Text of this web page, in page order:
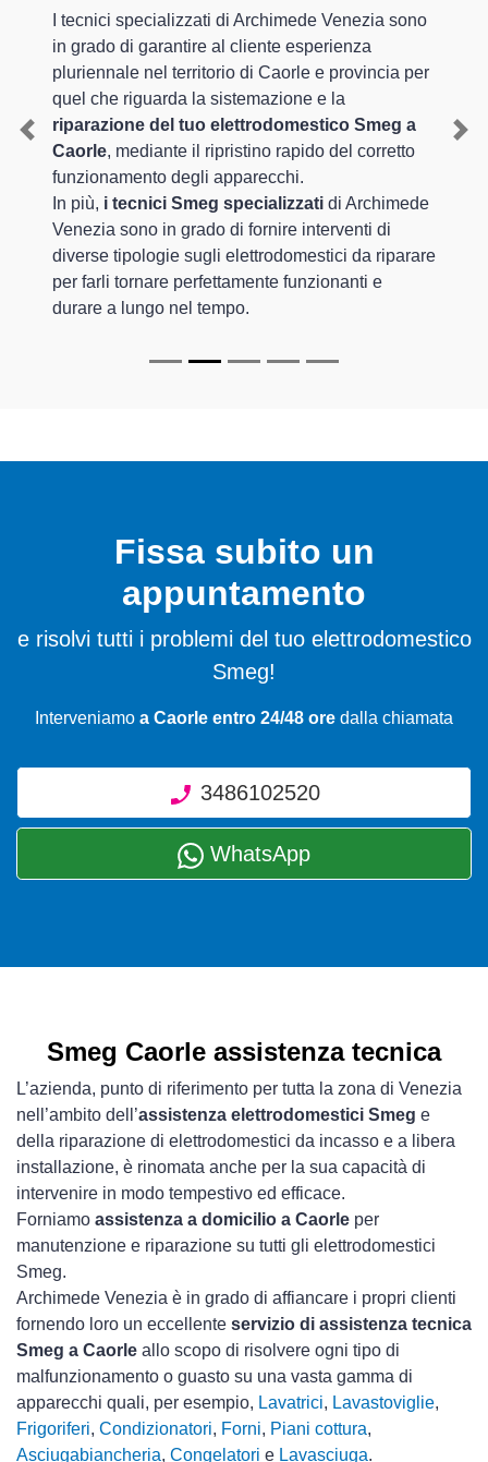
I tecnici specializzati di Archimede Venezia sono
in grado di garantire al cliente esperienza
pluriennale nel territorio di Caorle e provincia per
quel che riguarda la sistemazione e la
riparazione del tuo elettrodomestico Smeg a
Caorle, mediante il ripristino rapido del corretto
funzionamento degli apparecchi.
In più, i tecnici Smeg specializzati di Archimede
Venezia sono in grado di fornire interventi di
diverse tipologie sugli elettrodomestici da riparare
per farli tornare perfettamente funzionanti e
durare a lungo nel tempo.
Previous
Fissa subito un
appuntamento
e risolvi tutti i problemi del tuo elettrodomestico
Smeg!
Interveniamo a Caorle entro 24/48 ore dalla chiamata
3486102520
WhatsApp
Smeg Caorle assistenza tecnica
L’azienda, punto di riferimento per tutta la zona di Venezia
nell’ambito dell’assistenza elettrodomestici Smeg e
della riparazione di elettrodomestici da incasso e a libera
installazione, è rinomata anche per la sua capacità di
intervenire in modo tempestivo ed efficace.
Forniamo assistenza a domicilio a Caorle per
manutenzione e riparazione su tutti gli elettrodomestici
Smeg.
Archimede Venezia è in grado di affiancare i propri clienti
fornendo loro un eccellente servizio di assistenza tecnica
Smeg a Caorle allo scopo di risolvere ogni tipo di
malfunzionamento o guasto su una vasta gamma di
apparecchi quali, per esempio, Lavatrici, Lavastoviglie,
Frigoriferi, Condizionatori, Forni, Piani cottura,
Asciugabiancheria, Congelatori e Lavasciuga.